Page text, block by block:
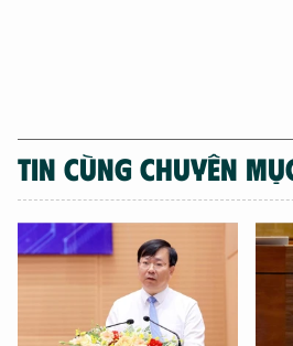
TIN CÙNG CHUYÊN